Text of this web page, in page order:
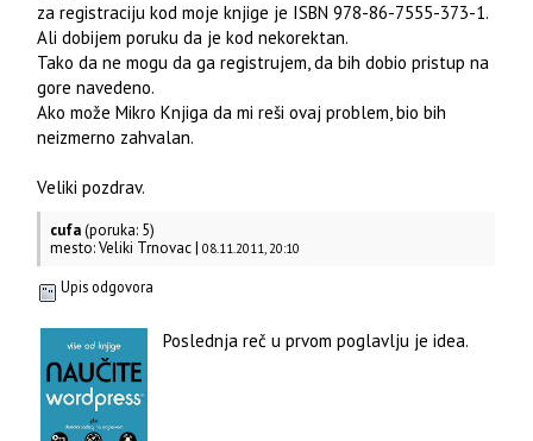
za registraciju kod moje knjige je ISBN 978-86-7555-373-1.
Ali dobijem poruku da je kod nekorektan.
Tako da ne mogu da ga registrujem, da bih dobio pristup na
gore navedeno.
Ako može Mikro Knjiga da mi reši ovaj problem, bio bih
neizmerno zahvalan.
Veliki pozdrav.
cufa(poruka: 5)
mesto: Veliki Trnovac |08.11.2011, 20:10
Upis odgovora
Poslednja reč u prvom poglavlju je idea.